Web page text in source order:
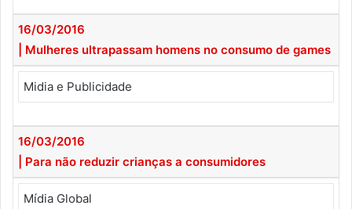
16/03/2016
| Mulheres ultrapassam homens no consumo de games
Midia e Publicidade
16/03/2016
| Para não reduzir crianças a consumidores
Mídia Global